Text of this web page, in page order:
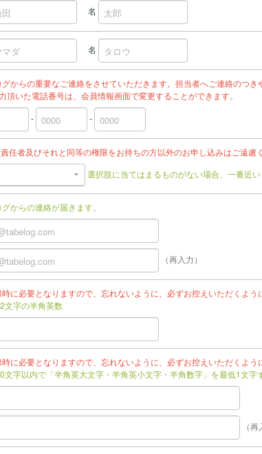
名
名
からの重要なご連絡をさせていただきます。担当者へご連絡のつき
頂いた電話番号は、会員情報画面で変更することができます。
-
-
任者及びそれと同等の権限をお持ちの方以外のお申し込みはご遠慮く
選択肢に当てはまるものがない場合、一番近い
からの連絡が届きます。
（再入力）
に必要となりますので、忘れないように、必ずお控えいただくよう
文字の半角英数
に必要となりますので、忘れないように、必ずお控えいただくよう
文字以内で「半角英大文字・半角英小文字・半角数字」を最低1文字
（再